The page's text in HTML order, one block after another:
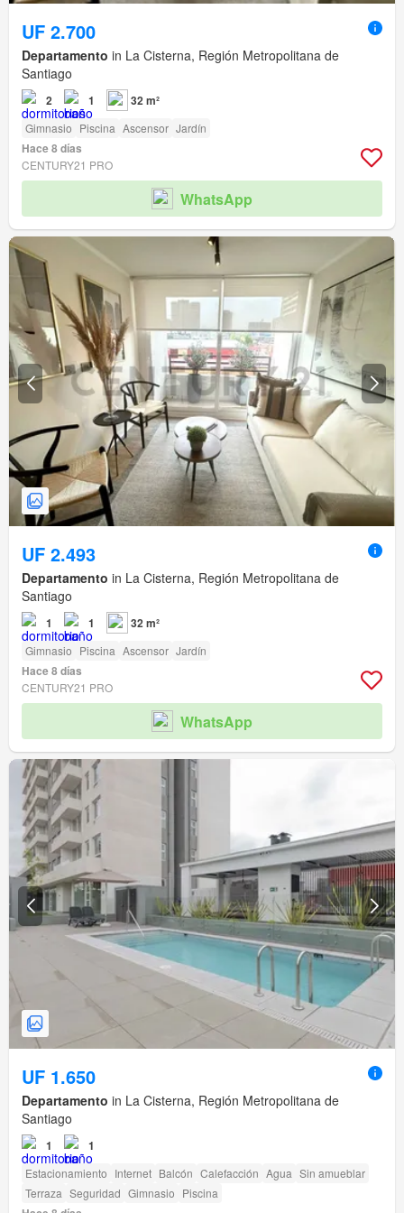
UF 2.700
Departamento in La Cisterna, Región Metropolitana de
Santiago
2 1 32 m²
Gimnasio Piscina Ascensor Jardín
Hace 8 días
CENTURY21 PRO
WhatsApp
UF 2.493
Departamento in La Cisterna, Región Metropolitana de
Santiago
1 1 32 m²
Gimnasio Piscina Ascensor Jardín
Hace 8 días
CENTURY21 PRO
WhatsApp
UF 1.650
Departamento in La Cisterna, Región Metropolitana de
Santiago
1 1
Estacionamiento Internet Balcón Calefacción Agua Sin amueblar
Terraza Seguridad Gimnasio Piscina